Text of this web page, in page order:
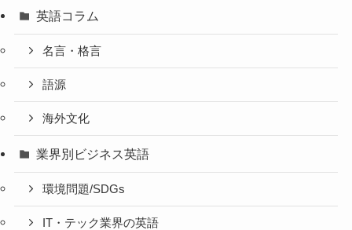
英語コラム
名言・格言
語源
海外文化
業界別ビジネス英語
環境問題/SDGs
IT・テック業界の英語